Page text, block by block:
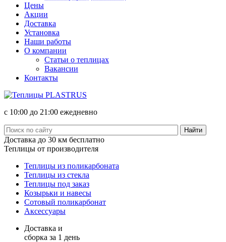
Цены
Акции
Доставка
Установка
Наши работы
О компании
Статьи о теплицах
Вакансии
Контакты
с 10:00 до 21:00 ежедневно
Доставка до 30 км бесплатно
Теплицы от производителя
Теплицы из поликарбоната
Теплицы из стекла
Теплицы под заказ
Козырьки и навесы
Сотовый поликарбонат
Аксессуары
Доставка и
сборка за 1 день